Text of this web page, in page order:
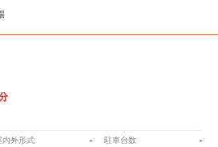
内外形式 - 駐車台数 -